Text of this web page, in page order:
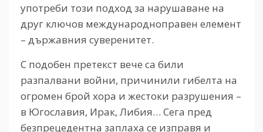
употреби този подход за нарушаване на
друг ключов международноправен елемент
– държавния суверенитет.
С подобен претекст вече са били
разпалвани войни, причинили гибелта на
огромен брой хора и жестоки разрушения –
в Югославия, Ирак, Либия… Сега пред
безпрецедентна заплаха се изправя и